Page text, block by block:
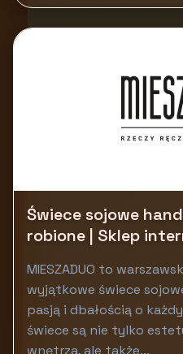
Świece sojowe
robione | Sklep
MIESZADUO to
wyjątkowe świece
pasją i dbałością o
świece są nie tylko
wnętrza, ale także...